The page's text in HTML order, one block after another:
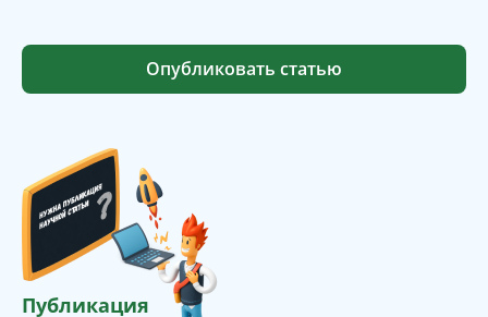
Опубликовать статью
Публикация